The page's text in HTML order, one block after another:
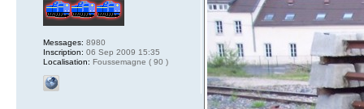
Messages: 8980
Inscription: 06 Sep 2009 15:35
Localisation: Foussemagne ( 90 )